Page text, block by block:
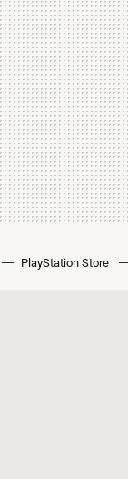
PlayStation Store